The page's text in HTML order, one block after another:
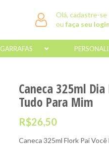
Olá, cadastre-se
oufaça seu login
GARRAFAS
Caneca 325ml
Tudo Para Mim
R$26,50
Caneca 325ml Flork Pai Você